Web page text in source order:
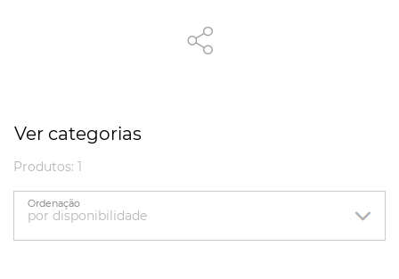
Ver categorias
Produtos: 1
Ordenação